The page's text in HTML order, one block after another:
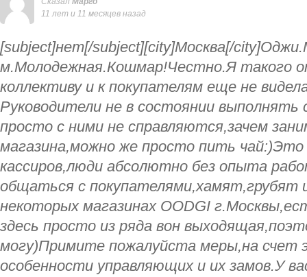
11 лет и 11 месяцев назад
[subject]нет[/subject][city]Москва[/
м.Молодежная.Кошмар!Честно.Я такого
коллективу и к покупателям еще не
Руководители не в состоянии выполнять
просто с ними не справляются,зачем
магазина,можно же просто пить чай:)Это
кассиров,люди абсолютно без опыта
общаться с покупателями,хамят,грубят
некоторых магазинах OODGI
здесь просто из ряда вон
могу)Примите пожалуйста меры,на счет
особенности управляющих и их замов.У